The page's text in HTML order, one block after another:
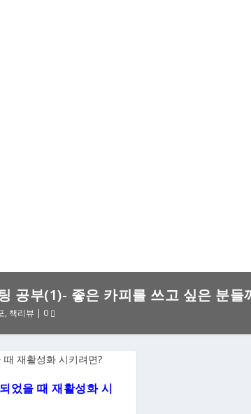
공부(1)- 좋은 카피를 쓰고 싶은 분들
, 책리뷰 | 0
었을 때 재활성화 시